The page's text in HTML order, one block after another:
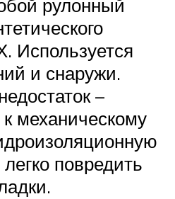
рулонный
Используется
и снаружи.
–
механическому
повредить